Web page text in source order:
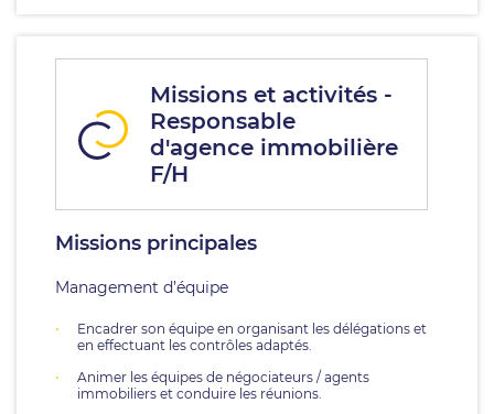
Missions et activités -
Responsable
d'agence immobilière
F/H
Missions principales
Management d’équipe
Encadrer son équipe en organisant les délégations et
en effectuant les contrôles adaptés.
Animer les équipes de négociateurs / agents
immobiliers et conduire les réunions.